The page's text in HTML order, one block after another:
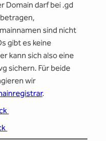
Domain darf bei .gd
sind nicht
gibt es keine
kann sich also eine
sichern. Für beide
wir
.